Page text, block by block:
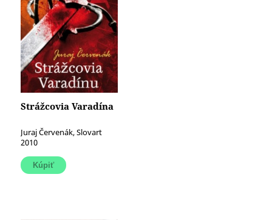
Strážcovia Varadína
Juraj Červenák, Slovart
2010